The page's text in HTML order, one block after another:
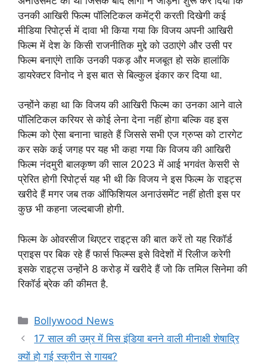
उनकी आखिरी फिल्म पॉलिटिकल कमेंट्री करती दिखेगी कई
मीडिया रिपोर्ट्स में दावा भी किया गया कि विजय अपनी आखिरी
फिल्म में देश के किसी राजनीतिक मुद्दे को उठाएंगे और उसी पर
फिल्म बनाएंगे ताकि उनकी पकड़ और मजबूत हो सके हालांकि
डायरेक्टर विनोद ने इस बात से बिल्कुल इंकार कर दिया था.
उन्होंने कहा था कि विजय की आखिरी फिल्म का उनका आने वाले
पॉलिटिकल करियर से कोई लेना देना नहीं होगा बल्कि वह इस
फिल्म को ऐसा बनाना चाहते हैं जिससे सभी एज ग्रुप्स को टारगेट
कर सके कई जगह पर यह भी कहा गया कि विजय की आखिरी
फिल्म नंदमुरी बालकृष्ण की साल 2023 में आई भगवंत केसरी से
प्रेरित होगी रिपोर्ट्स यह भी थी कि विजय ने इस फिल्म के राइट्स
खरीदे हैं मगर जब तक ऑफिशियल अनाउंसमेंट नहीं होती इस पर
कुछ भी कहना जल्दबाजी होगी.
फिल्म के ओवरसीज थिएटर राइट्स की बात करें तो यह रिकॉर्ड
प्राइस पर बिक रहे हैं फार्स फिल्म्स इसे विदेशों में रिलीज करेगी
इसके राइट्स उन्होंने 8 करोड़ में खरीदे हैं जो कि तमिल सिनेमा की
रिकॉर्ड ब्रेक की कीमत है.
Categories
Bollywood News
17 साल की उम्र में मिस इंडिया बनने वाली मीनाक्षी शेषाद्रि
क्यों हो गई स्क्रीन से गायब?